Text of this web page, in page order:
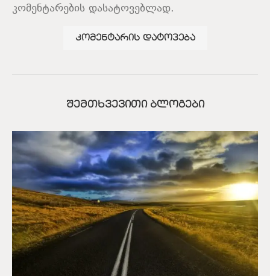
კომენტარების დასატოვებლად.
ᲨᲔᲛᲗᲮᲕᲔᲕᲘᲗᲘ ᲑᲚᲝᲒᲔᲑᲘ